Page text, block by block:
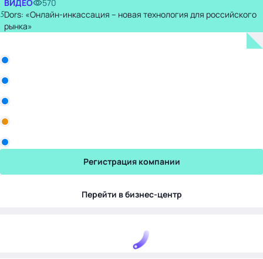
5
ВИДЕО
570
Dors: «Онлайн-инкассация – новая технология для российского
рынка»
Регистрация компании
Перейти в бизнес-центр